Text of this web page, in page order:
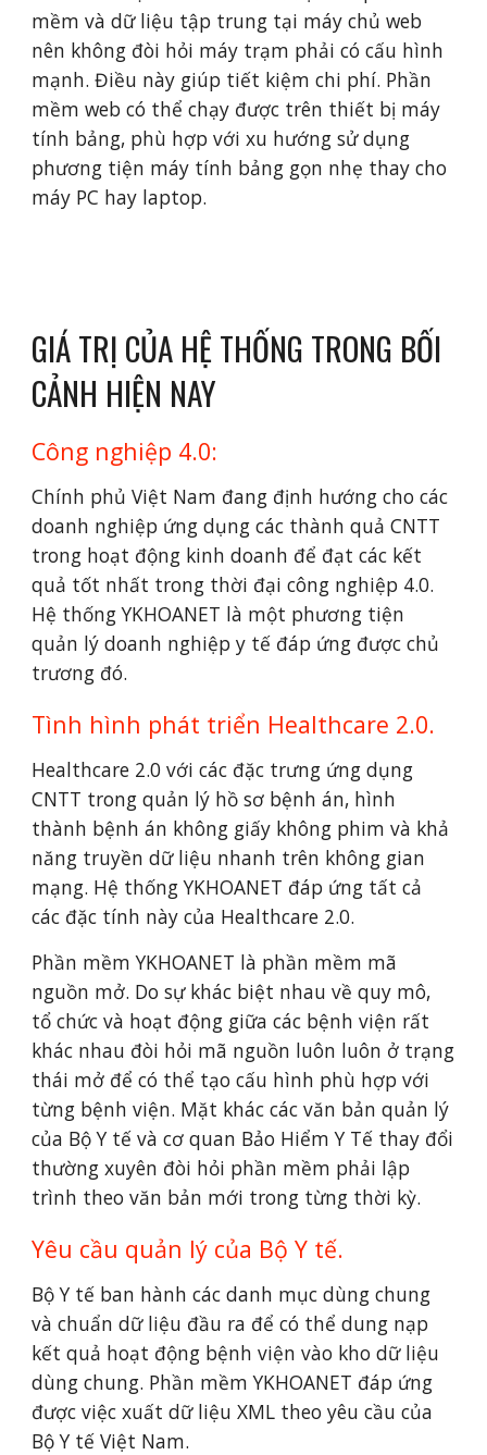
mềm và dữ liệu tập trung tại máy chủ web
nên không đòi hỏi máy trạm phải có cấu hình
mạnh. Điều này giúp tiết kiệm chi phí. Phần
mềm web có thể chạy được trên thiết bị máy
tính bảng, phù hợp với xu hướng sử dụng
phương tiện máy tính bảng gọn nhẹ thay cho
máy PC hay laptop.
GIÁ TRỊ CỦA HỆ THỐNG TRONG BỐI
CẢNH HIỆN NAY
Công nghiệp 4.0:
Chính phủ Việt Nam đang định hướng cho các
doanh nghiệp ứng dụng các thành quả CNTT
trong hoạt động kinh doanh để đạt các kết
quả tốt nhất trong thời đại công nghiệp 4.0.
Hệ thống YKHOANET là một phương tiện
quản lý doanh nghiệp y tế đáp ứng được chủ
trương đó.
Tình hình phát triển Healthcare 2.0.
Healthcare 2.0 với các đặc trưng ứng dụng
CNTT trong quản lý hồ sơ bệnh án, hình
thành bệnh án không giấy không phim và khả
năng truyền dữ liệu nhanh trên không gian
mạng. Hệ thống YKHOANET đáp ứng tất cả
các đặc tính này của Healthcare 2.0.
Phần mềm YKHOANET là phần mềm mã
nguồn mở. Do sự khác biệt nhau về quy mô,
tổ chức và hoạt động giữa các bệnh viện rất
khác nhau đòi hỏi mã nguồn luôn luôn ở trạng
thái mở để có thể tạo cấu hình phù hợp với
từng bệnh viện. Mặt khác các văn bản quản lý
của Bộ Y tế và cơ quan Bảo Hiểm Y Tế thay đổi
thường xuyên đòi hỏi phần mềm phải lập
trình theo văn bản mới trong từng thời kỳ.
Yêu cầu quản lý của Bộ Y tế.
Bộ Y tế ban hành các danh mục dùng chung
và chuẩn dữ liệu đầu ra để có thể dung nạp
kết quả hoạt động bệnh viện vào kho dữ liệu
dùng chung. Phần mềm YKHOANET đáp ứng
được việc xuất dữ liệu XML theo yêu cầu của
Bộ Y tế Việt Nam.